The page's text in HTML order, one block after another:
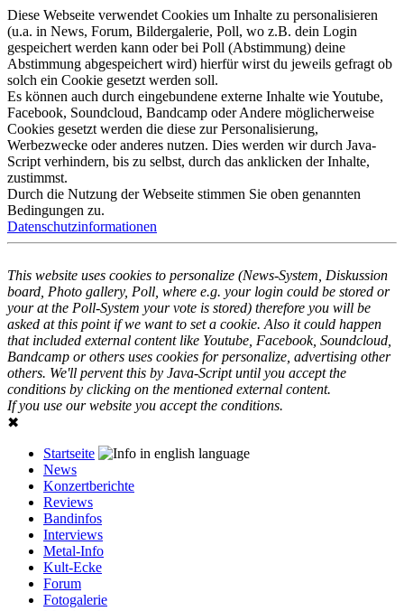
Diese Webseite verwendet Cookies um Inhalte zu personalisieren
(u.a. in News, Forum, Bildergalerie, Poll, wo z.B. dein Login
gespeichert werden kann oder bei Poll (Abstimmung) deine
Abstimmung abgespeichert wird) hierfür wirst du jeweils gefragt ob
solch ein Cookie gesetzt werden soll.
Es können auch durch eingebundene externe Inhalte wie Youtube,
Facebook, Soundcloud, Bandcamp oder Andere möglicherweise
Cookies gesetzt werden die diese zur Personalisierung,
Werbezwecke oder anderes nutzen. Dies werden wir durch Java-
Script verhindern, bis zu selbst, durch das anklicken der Inhalte,
zustimmst.
Durch die Nutzung der Webseite stimmen Sie oben genannten
Bedingungen zu.
Datenschutzinformationen
This website uses cookies to personalize (News-System, Diskussion
board, Photo gallery, Poll, where e.g. your login could be stored or
your at the Poll-System your vote is stored) therefore you will be
asked at this point if we want to set a cookie. Also it could happen
that included external content like Youtube, Facebook, Soundcloud,
Bandcamp or others uses cookies for personalize, advertising other
others. We'll pervent this by Java-Script until you accept the
conditions by clicking on the mentioned external content.
If you use our website you accept the conditions.
✖
Startseite
News
Konzertberichte
Reviews
Bandinfos
Interviews
Metal-Info
Kult-Ecke
Forum
Fotogalerie